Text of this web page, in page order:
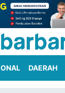
DAERAH